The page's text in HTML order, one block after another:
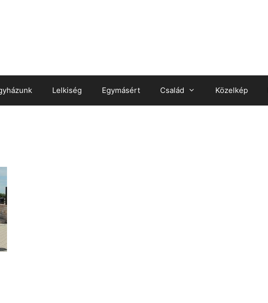
Lelkiség Egymásért Család Közelkép